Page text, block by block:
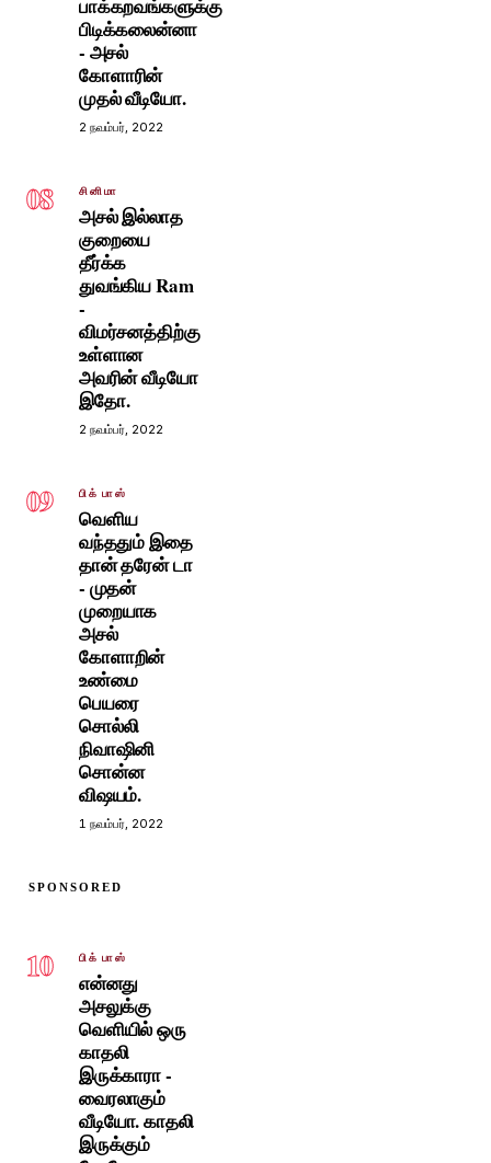
பாக்கறவங்களுக்கு
பிடிக்கலைன்னா
- அசல்
கோளாரின்
முதல் வீடியோ.
2 நவம்பர், 2022
08 சினிமா
அசல் இல்லாத
குறையை
தீர்க்க
துவங்கிய Ram
-
விமர்சனத்திற்கு
உள்ளான
அவரின் வீடியோ
இதோ.
2 நவம்பர், 2022
09 பிக் பாஸ்
வெளிய
வந்ததும் இதை
தான் தரேன் டா
- முதன்
முறையாக
அசல்
கோளாறின்
உண்மை
பெயரை
சொல்லி
நிவாஷினி
சொன்ன
விஷயம்.
1 நவம்பர், 2022
SPONSORED
10 பிக் பாஸ்
என்னது
அசலுக்கு
வெளியில் ஒரு
காதலி
இருக்காரா -
வைரலாகும்
வீடியோ. காதலி
இருக்கும்